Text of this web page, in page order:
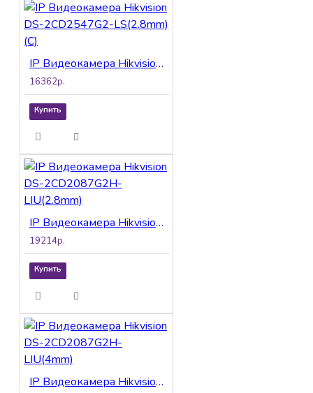
IP Видеокамера Hikvision DS-2CD2547G2-LS(2.8mm)(C)
16362р.
Купить
IP Видеокамера Hikvision DS-2CD2087G2H-LIU(2.8mm)
19214р.
Купить
IP Видеокамера Hikvision DS-2CD2087G2H-LIU(4mm)